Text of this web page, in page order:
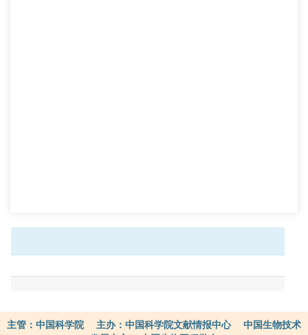
主管：中国科学院 主办：中国科学院文献情报中心 中国生物技术